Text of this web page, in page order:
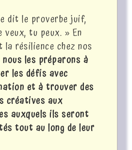
dit le proverbe juif,
veux, tu peux. » En
résilience chez nos
nous les préparons à
les défis avec
et à trouver des
créatives aux
auxquels ils seront
tout au long de leur